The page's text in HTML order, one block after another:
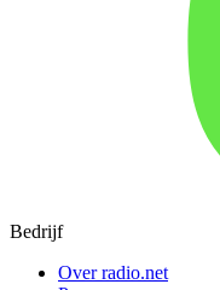
Bedrijf
Over radio.net